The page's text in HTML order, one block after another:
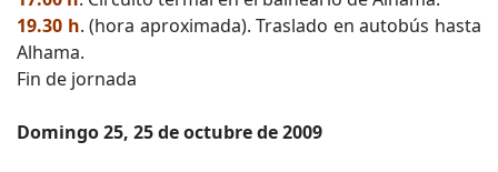
19.30 h. (hora aproximada). Traslado en autobús hasta
Alhama.
Fin de jornada
Domingo 25, 25 de octubre de 2009